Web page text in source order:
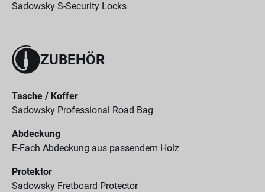
Sadowsky S-Security Locks
ZUBEHÖR
Tasche / Koffer
Sadowsky Professional Road Bag
Abdeckung
E-Fach Abdeckung aus passendem Holz
Protektor
Sadowsky Fretboard Protector